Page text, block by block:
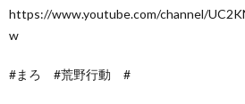
https://www.youtube.com/channel/
w
#まろ #荒野行動 #